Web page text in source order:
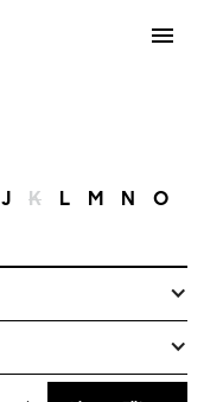
J K L M N O